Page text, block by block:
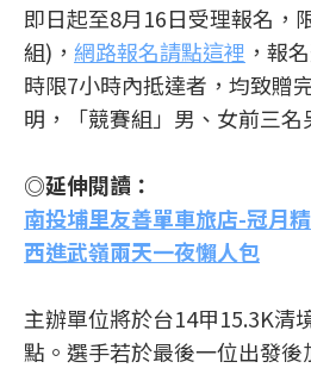
即日起至8月16日受理報名，
組)， 網路報名請點這裡 ，報
時限7小時內抵達者，均致贈
明，「競賽組」男、女前三名
◎延伸閱讀：
南投埔里友善單車旅店-冠月
西進武嶺兩天一夜懶人包
主辦單位將於台14甲15.3K清
點。選手若於最後一位出發